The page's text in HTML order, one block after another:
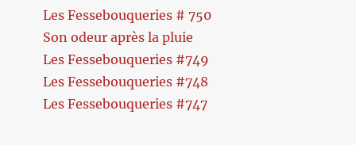
Les Fessebouqueries # 750
Son odeur après la pluie
Les Fessebouqueries #749
Les Fessebouqueries #748
Les Fessebouqueries #747